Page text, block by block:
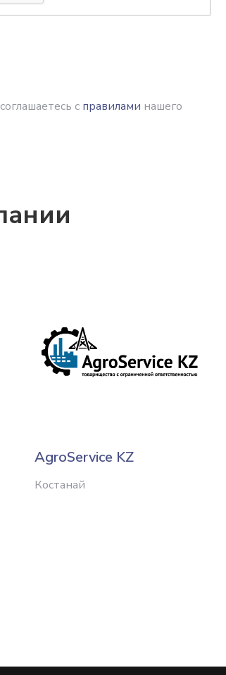
с правилами нашего
AgroService KZ
Костанай